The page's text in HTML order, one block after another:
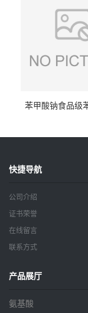
苯甲酸钠食品级
快捷导航
公司介绍
证书荣誉
在线留言
联系方式
产品展厅
氨基酸